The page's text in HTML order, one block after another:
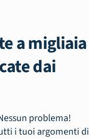
a migliaia
dai
problema!
i tuoi argomenti di